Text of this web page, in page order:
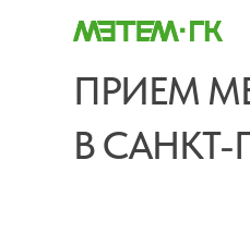
ПРИЕМ
В САНКТ-